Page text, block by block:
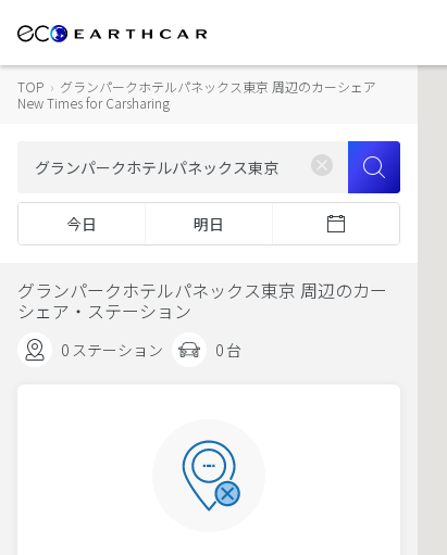
TOP › グランパークホテルパネックス東京 周辺のカーシェア
New Times for Carsharing
今日 明日
グランパークホテルパネックス東京 周辺のカー
シェア・ステーション
0 ステーション 0 台